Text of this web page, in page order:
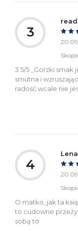
3
3.5/5 ,,Gorzki
smutna i
radość wcale nie
4
O matko, jak ta
to cudowne
sobą to